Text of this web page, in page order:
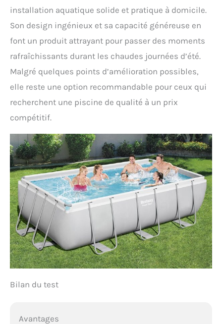
installation aquatique solide et pratique à domicile.
Son design ingénieux et sa capacité généreuse en
font un produit attrayant pour passer des moments
rafraîchissants durant les chaudes journées d’été.
Malgré quelques points d’amélioration possibles,
elle reste une option recommandable pour ceux qui
recherchent une piscine de qualité à un prix
compétitif.
Bilan du test
Avantages